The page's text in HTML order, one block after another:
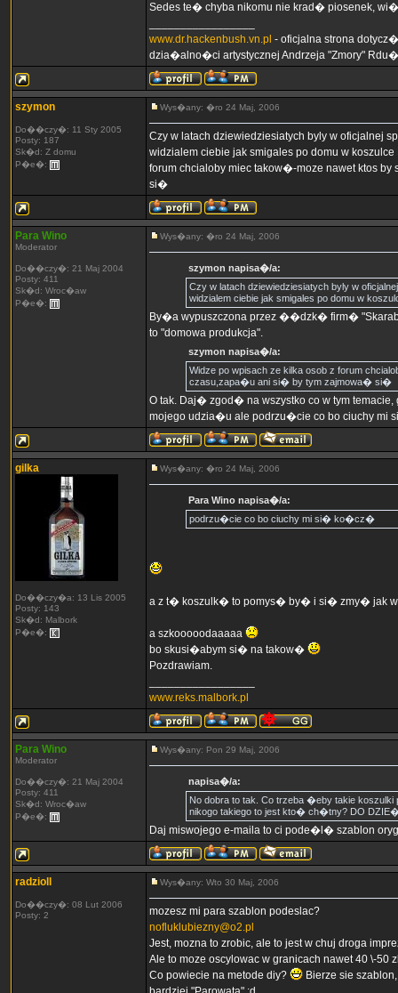
Sedes te� chyba nikomu nie krad� piosenek,
www.dr.hackenbush.vn.pl - oficjalna strona
dzia�alno�ci artystycznej Andrzeja "Zmory"
szymon
Do��czy�: 11 Sty 2005
Posty: 187
Sk�d: Z domu
P�e�:
Wys�any: �ro 24 Maj, 2006
Czy w latach dziewiedziesiatych byly w oficjalnej
widzialem ciebie jak smigales po domu w
forum chcialoby miec takow�-moze nawet ktos
si�
Para Wino
Moderator
Do��czy�: 21 Maj 2004
Posty: 411
Sk�d: Wroc�aw
P�e�:
Wys�any: �ro 24 Maj, 2006
szymon napisa�/a:
Czy w latach dziewiedziesiatych byly w
widzialem ciebie jak smigales po domu w
By�a wypuszczona przez ��dzk� firm�
to "domowa produkcja".
szymon napisa�/a:
Widze po wpisach ze kilka osob z forum
czasu,zapa�u ani si� by tym zajmowa� si�
O tak. Daj� zgod� na wszystko co w tym
mojego udzia�u ale podrzu�cie co bo ciuchy
gilka
Do��czy�a: 13 Lis 2005
Posty: 143
Sk�d: Malbork
P�e�:
Wys�any: �ro 24 Maj, 2006
Para Wino napisa�/a:
podrzu�cie co bo ciuchy mi si� ko�cz�
a z t� koszulk� to pomys� by� i si� zmy� jak
a szkooooodaaaaa
bo skusi�abym si� na takow�
Pozdrawiam.
www.reks.malbork.pl
Para Wino
Moderator
Do��czy�: 21 Maj 2004
Posty: 411
Sk�d: Wroc�aw
P�e�:
Wys�any: Pon 29 Maj, 2006
napisa�/a:
No dobra to tak. Co trzeba �eby takie
nikogo takiego to jest kto� ch�tny? DO
Daj miswojego e-maila to ci pode�l� szablon
radzioll
Do��czy�: 08 Lut 2006
Posty: 2
Wys�any: Wto 30 Maj, 2006
mozesz mi para szablon podeslac?
nofluklubiezny@o2.pl
Jest, mozna to zrobic, ale to jest w chuj droga
Ale to moze oscylowac w granicach nawet 40 \-50
Co powiecie na metode diy?
Bierze sie